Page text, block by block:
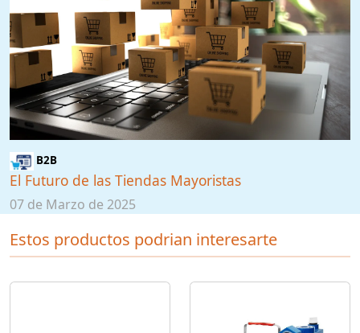
B2B
El Futuro de las Tiendas Mayoristas
07 de Marzo de 2025
Estos productos podrian interesarte